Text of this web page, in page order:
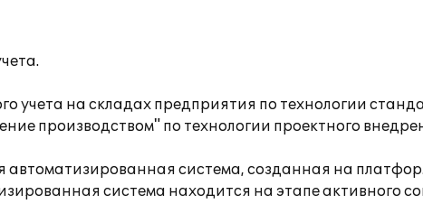
учета на складах предприятия по технологии
производством" по технологии проектного
система, созданная на
система находится на этапе активного